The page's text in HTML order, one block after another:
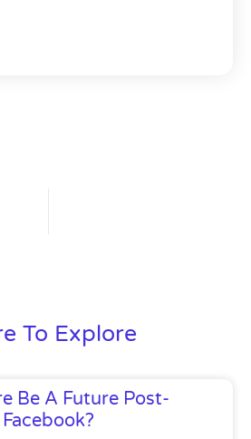
To Explore
Be A Future Post-
Facebook?